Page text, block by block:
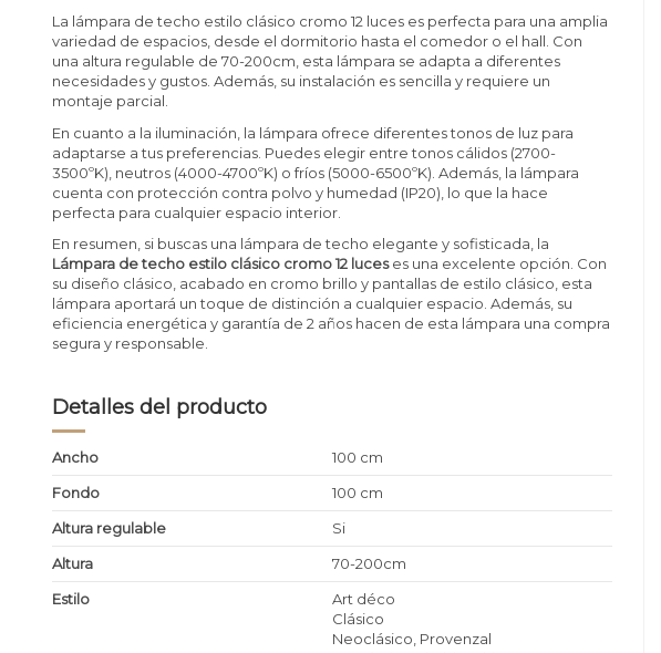
La lámpara de techo estilo clásico cromo 12 luces es perfecta para una amplia
variedad de espacios, desde el dormitorio hasta el comedor o el hall. Con
una altura regulable de 70-200cm, esta lámpara se adapta a diferentes
necesidades y gustos. Además, su instalación es sencilla y requiere un
montaje parcial.
En cuanto a la iluminación, la lámpara ofrece diferentes tonos de luz para
adaptarse a tus preferencias. Puedes elegir entre tonos cálidos (2700-
3500ºK), neutros (4000-4700ºK) o fríos (5000-6500ºK). Además, la lámpara
cuenta con protección contra polvo y humedad (IP20), lo que la hace
perfecta para cualquier espacio interior.
En resumen, si buscas una lámpara de techo elegante y sofisticada, la
Lámpara de techo estilo clásico cromo 12 luceses una excelente opción. Con
su diseño clásico, acabado en cromo brillo y pantallas de estilo clásico, esta
lámpara aportará un toque de distinción a cualquier espacio. Además, su
eficiencia energética y garantía de 2 años hacen de esta lámpara una compra
segura y responsable.
Detalles del producto
Ancho
100 cm
Fondo
100 cm
Altura regulable
Si
Altura
70-200cm
Estilo
Art déco
Clásico
Neoclásico, Provenzal